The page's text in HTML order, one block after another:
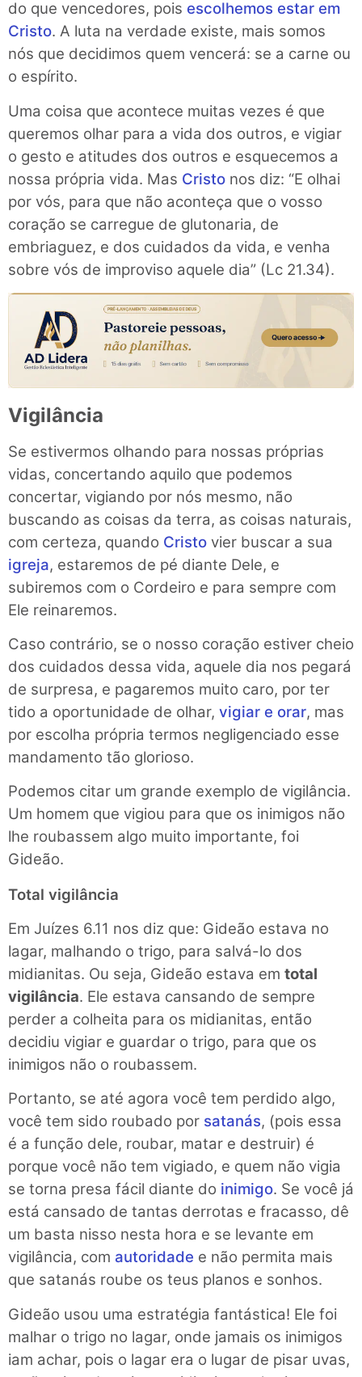
do que vencedores, pois escolhemos estar em
Cristo. A luta na verdade existe, mais somos
nós que decidimos quem vencerá: se a carne ou
o espírito.
Uma coisa que acontece muitas vezes é que
queremos olhar para a vida dos outros, e vigiar
o gesto e atitudes dos outros e esquecemos a
nossa própria vida. Mas Cristo nos diz: “E olhai
por vós, para que não aconteça que o vosso
coração se carregue de glutonaria, de
embriaguez, e dos cuidados da vida, e venha
sobre vós de improviso aquele dia” (Lc 21.34).
Vigilância
Se estivermos olhando para nossas próprias
vidas, concertando aquilo que podemos
concertar, vigiando por nós mesmo, não
buscando as coisas da terra, as coisas naturais,
com certeza, quando Cristo vier buscar a sua
igreja, estaremos de pé diante Dele, e
subiremos com o Cordeiro e para sempre com
Ele reinaremos.
Caso contrário, se o nosso coração estiver cheio
dos cuidados dessa vida, aquele dia nos pegará
de surpresa, e pagaremos muito caro, por ter
tido a oportunidade de olhar, vigiar e orar, mas
por escolha própria termos negligenciado esse
mandamento tão glorioso.
Podemos citar um grande exemplo de vigilância.
Um homem que vigiou para que os inimigos não
lhe roubassem algo muito importante, foi
Gideão.
Total vigilância
Em Juízes 6.11 nos diz que: Gideão estava no
lagar, malhando o trigo, para salvá-lo dos
midianitas. Ou seja, Gideão estava em total
vigilância. Ele estava cansando de sempre
perder a colheita para os midianitas, então
decidiu vigiar e guardar o trigo, para que os
inimigos não o roubassem.
Portanto, se até agora você tem perdido algo,
você tem sido roubado por satanás, (pois essa
é a função dele, roubar, matar e destruir) é
porque você não tem vigiado, e quem não vigia
se torna presa fácil diante do inimigo. Se você já
está cansado de tantas derrotas e fracasso, dê
um basta nisso nesta hora e se levante em
vigilância, com autoridade e não permita mais
que satanás roube os teus planos e sonhos.
Gideão usou uma estratégia fantástica! Ele foi
malhar o trigo no lagar, onde jamais os inimigos
iam achar, pois o lagar era o lugar de pisar uvas,